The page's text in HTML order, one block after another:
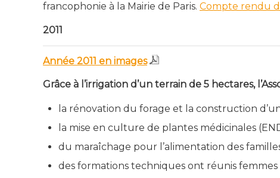
francophonie à la Mairie de Paris. Compte rendu
2011
Année 2011 en images
Grâce à l’irrigation d’un terrain de 5 hectares,
la rénovation du forage et la construction
la mise en culture de plantes médicinales
du maraîchage pour l’alimentation des
des formations techniques ont réunis